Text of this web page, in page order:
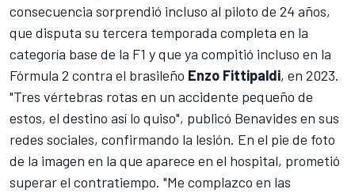
consecuencia sorprendió incluso al piloto de 24 años,
que disputa su tercera temporada completa en la
categoría base de la F1 y que ya compitió incluso en la
Fórmula 2 contra el brasileño Enzo Fittipaldi, en 2023.
"Tres vértebras rotas en un accidente pequeño de
estos, el destino así lo quiso", publicó Benavides en sus
redes sociales, confirmando la lesión. En el pie de foto
de la imagen en la que aparece en el hospital, prometió
superar el contratiempo. "Me complazco en las